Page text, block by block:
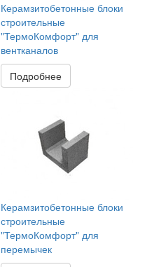
Керамзитобетонные блоки
строительные
"ТермоКомфорт" для
вентканалов
Подробнее
Керамзитобетонные блоки
строительные
"ТермоКомфорт" для
перемычек